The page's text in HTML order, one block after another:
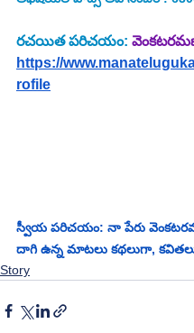
రచయిత పరిచయం:
https://
rofile
స్వీయ పరిచయం: నా పేరు
దాగి ఉన్న మాటలు కథలుగా,
Story